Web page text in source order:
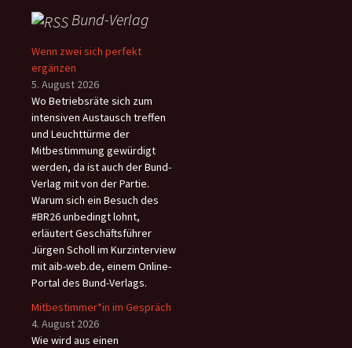
Bund-Verlag
Wenn zwei sich perfekt
ergänzen
5. August 2026
Wo Betriebsräte sich zum
intensiven Austausch treffen
und Leuchttürme der
Mitbestimmung gewürdigt
werden, da ist auch der Bund-
Verlag mit von der Partie.
Warum sich ein Besuch des
#BR26 unbedingt lohnt,
erläutert Geschäftsführer
Jürgen Scholl im Kurzinterview
mit aib-web.de, einem Online-
Portal des Bund-Verlags.
Mitbestimmer*in im Gespräch
4. August 2026
Wie wird aus einen